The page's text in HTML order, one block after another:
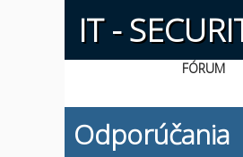
IT -
FÓRUM
Odporúčania